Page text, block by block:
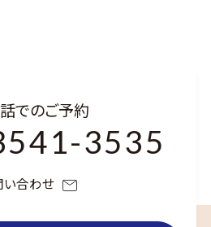
でのご予約
3535
い合わせ